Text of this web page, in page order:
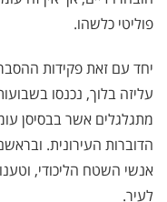
פוליטי כלשהו.
יחד עם זאת פקידות
עליזה בלוך, נכנסו
מתגלגלים אשר בבסיסן
הדוברות העירונית.
אנשי השטח הליכודי,
לעיר.